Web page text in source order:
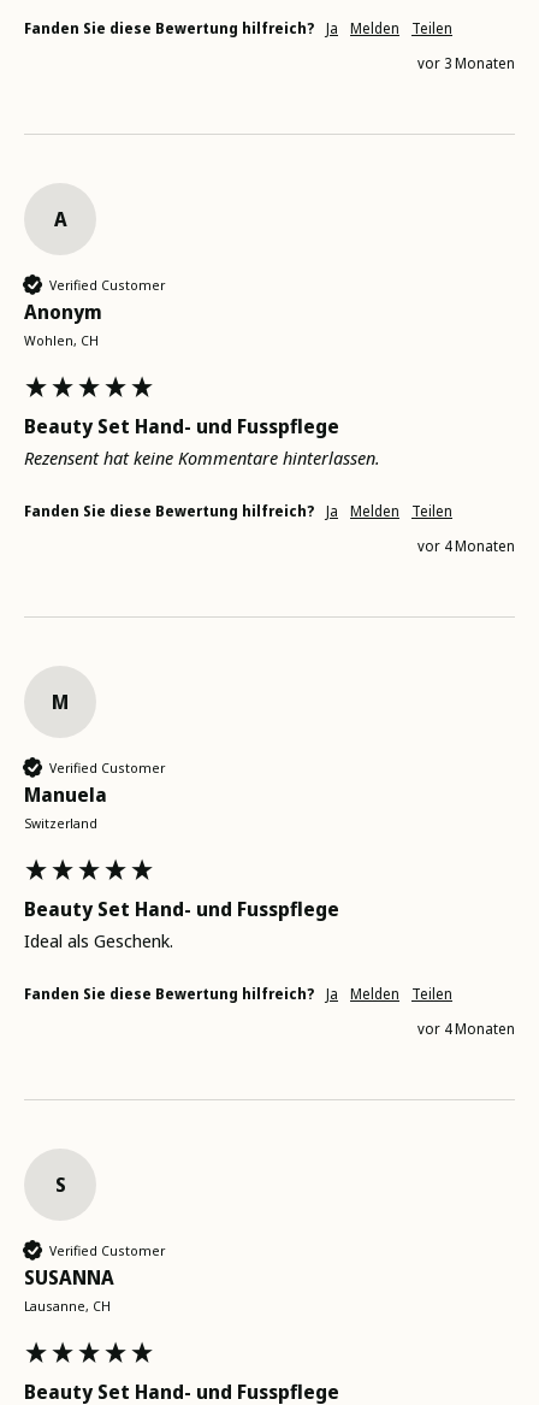
Fanden Sie diese Bewertung hilfreich? Ja Melden
Teilen
vor 3 Monaten
A
Verified Customer
Anonym
Wohlen, CH
Beauty Set Hand- und Fusspflege
Rezensent hat keine Kommentare hinterlassen.
Fanden Sie diese Bewertung hilfreich? Ja Melden
Teilen
vor 4 Monaten
M
Verified Customer
Manuela
Switzerland
Beauty Set Hand- und Fusspflege
Ideal als Geschenk.
Fanden Sie diese Bewertung hilfreich? Ja Melden
Teilen
vor 4 Monaten
S
Verified Customer
SUSANNA
Lausanne, CH
Beauty Set Hand- und Fusspflege